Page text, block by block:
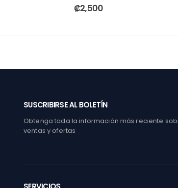
0out of 5
₡2,500
SUSCRIBIRSE AL BOLETÍN
Obtenga toda la información más reciente
ventas y ofertas